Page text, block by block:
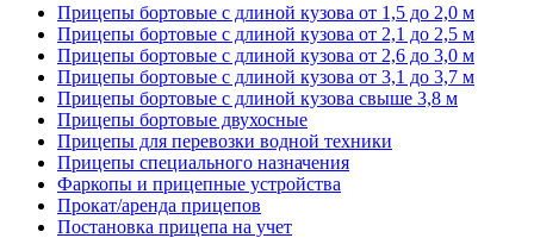
Прицепы бортовые с длиной кузова от 1,5 до 2,0 м
Прицепы бортовые с длиной кузова от 2,1 до 2,5 м
Прицепы бортовые с длиной кузова от 2,6 до 3,0 м
Прицепы бортовые с длиной кузова от 3,1 до 3,7 м
Прицепы бортовые с длиной кузова свыше 3,8 м
Прицепы бортовые двухосные
Прицепы для перевозки водной техники
Прицепы специального назначения
Фаркопы и прицепные устройства
Прокат/аренда прицепов
Постановка прицепа на учет